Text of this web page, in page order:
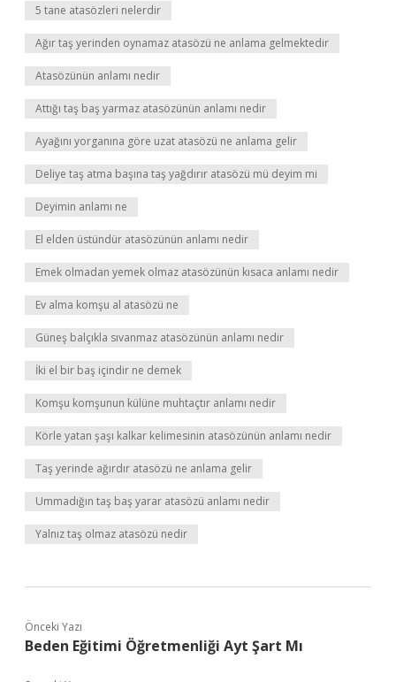
5 tane atasözleri nelerdir
Ağır taş yerinden oynamaz atasözü ne anlama gelmektedir
Atasözünün anlamı nedir
Attığı taş baş yarmaz atasözünün anlamı nedir
Ayağını yorganına göre uzat atasözü ne anlama gelir
Deliye taş atma başına taş yağdırır atasözü mü deyim mi
Deyimin anlamı ne
El elden üstündür atasözünün anlamı nedir
Emek olmadan yemek olmaz atasözünün kısaca anlamı nedir
Ev alma komşu al atasözü ne
Güneş balçıkla sıvanmaz atasözünün anlamı nedir
İki el bir baş içindir ne demek
Komşu komşunun külüne muhtaçtır anlamı nedir
Körle yatan şaşı kalkar kelimesinin atasözünün anlamı nedir
Taş yerinde ağırdır atasözü ne anlama gelir
Ummadığın taş baş yarar atasözü anlamı nedir
Yalnız taş olmaz atasözü nedir
Önceki Yazı
Beden Eğitimi Öğretmenliği Ayt Şart Mı